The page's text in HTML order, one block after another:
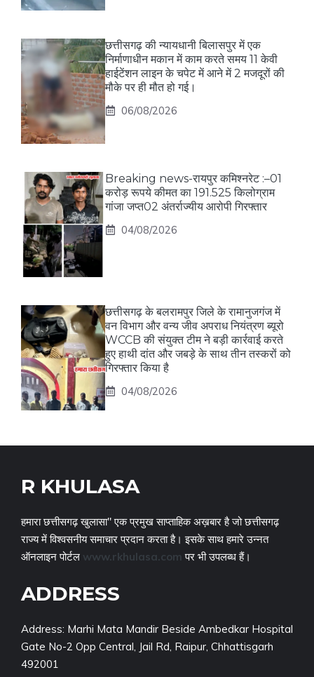
छत्तीसगढ़ की न्यायधानी बिलासपुर में एक
निर्माणाधीन मकान में काम करते समय 11 केवी
हाईटेंशन लाइन के चपेट में आने में 2 मजदूरों की
मौके पर ही मौत हो गई।
06/08/2026
Breaking news-रायपुर कमिश्नरेट :–01
करोड़ रूपये कीमत का 191.525 किलोग्राम
गांजा जप्त02 अंतर्राज्यीय आरोपी गिरफ्तार
04/08/2026
छत्तीसगढ़ के बलरामपुर जिले के रामानुजगंज में
वन विभाग और वन्य जीव अपराध नियंत्रण ब्यूरो
WCCB की संयुक्त टीम ने बड़ी कार्रवाई करते
हुए हाथी दांत और जबड़े के साथ तीन तस्करों को
गिरफ्तार किया है
04/08/2026
R KHULASA
हमारा छत्तीसगढ़ खुलासा" एक प्रमुख साप्ताहिक अख़बार है जो छत्तीसगढ़
राज्य में विश्वसनीय समाचार प्रदान करता है। इसके साथ हमारे उन्नत
ऑनलाइन पोर्टल www.rkhulasa.com पर भी उपलब्ध हैं।
ADDRESS
Address: Marhi Mata Mandir Beside Ambedkar Hospital
Gate No-2 Opp Central, Jail Rd, Raipur, Chhattisgarh
492001